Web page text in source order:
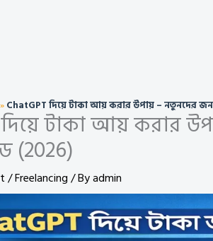
»ChatGPT দিয়ে টাকা আয় করার উপায় – নতুনদের
দিয়ে টাকা আয় করার
(2026)
/Freelancing/ Byadmin